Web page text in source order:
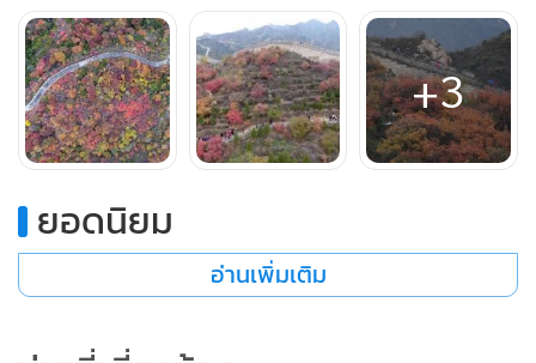
+3
ยอดนิยม
อ่านเพิ่มเติม